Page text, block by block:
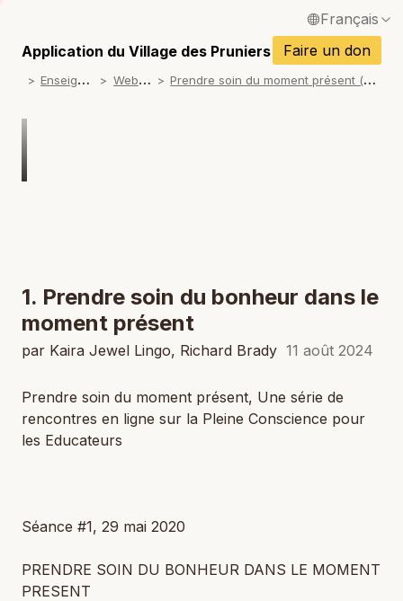
Français
English / Anglais
Español / Espagnol
Application du Village des Pruniers
Faire un don
E
nseignements W
ebinaires P
rendre soin du moment présent (pour les éducateurs)
1. Prendre soin du bonheur dans le
moment présent
par Kaira Jewel Lingo, Richard Brady 11 août 2024
Prendre soin du moment présent, Une série de
rencontres en ligne sur la Pleine Conscience pour
les Educateurs
Séance #1, 29 mai 2020
PRENDRE SOIN DU BONHEUR DANS LE MOMENT
PRESENT